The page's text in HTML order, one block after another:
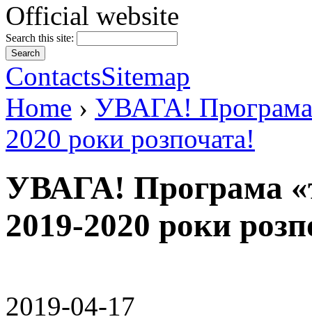
Official website
Search this site:
ContactsSitemap
Home › УВАГА! Програма
2020 роки розпочата!
УВАГА! Програма
2019-2020 роки
2019-04-17